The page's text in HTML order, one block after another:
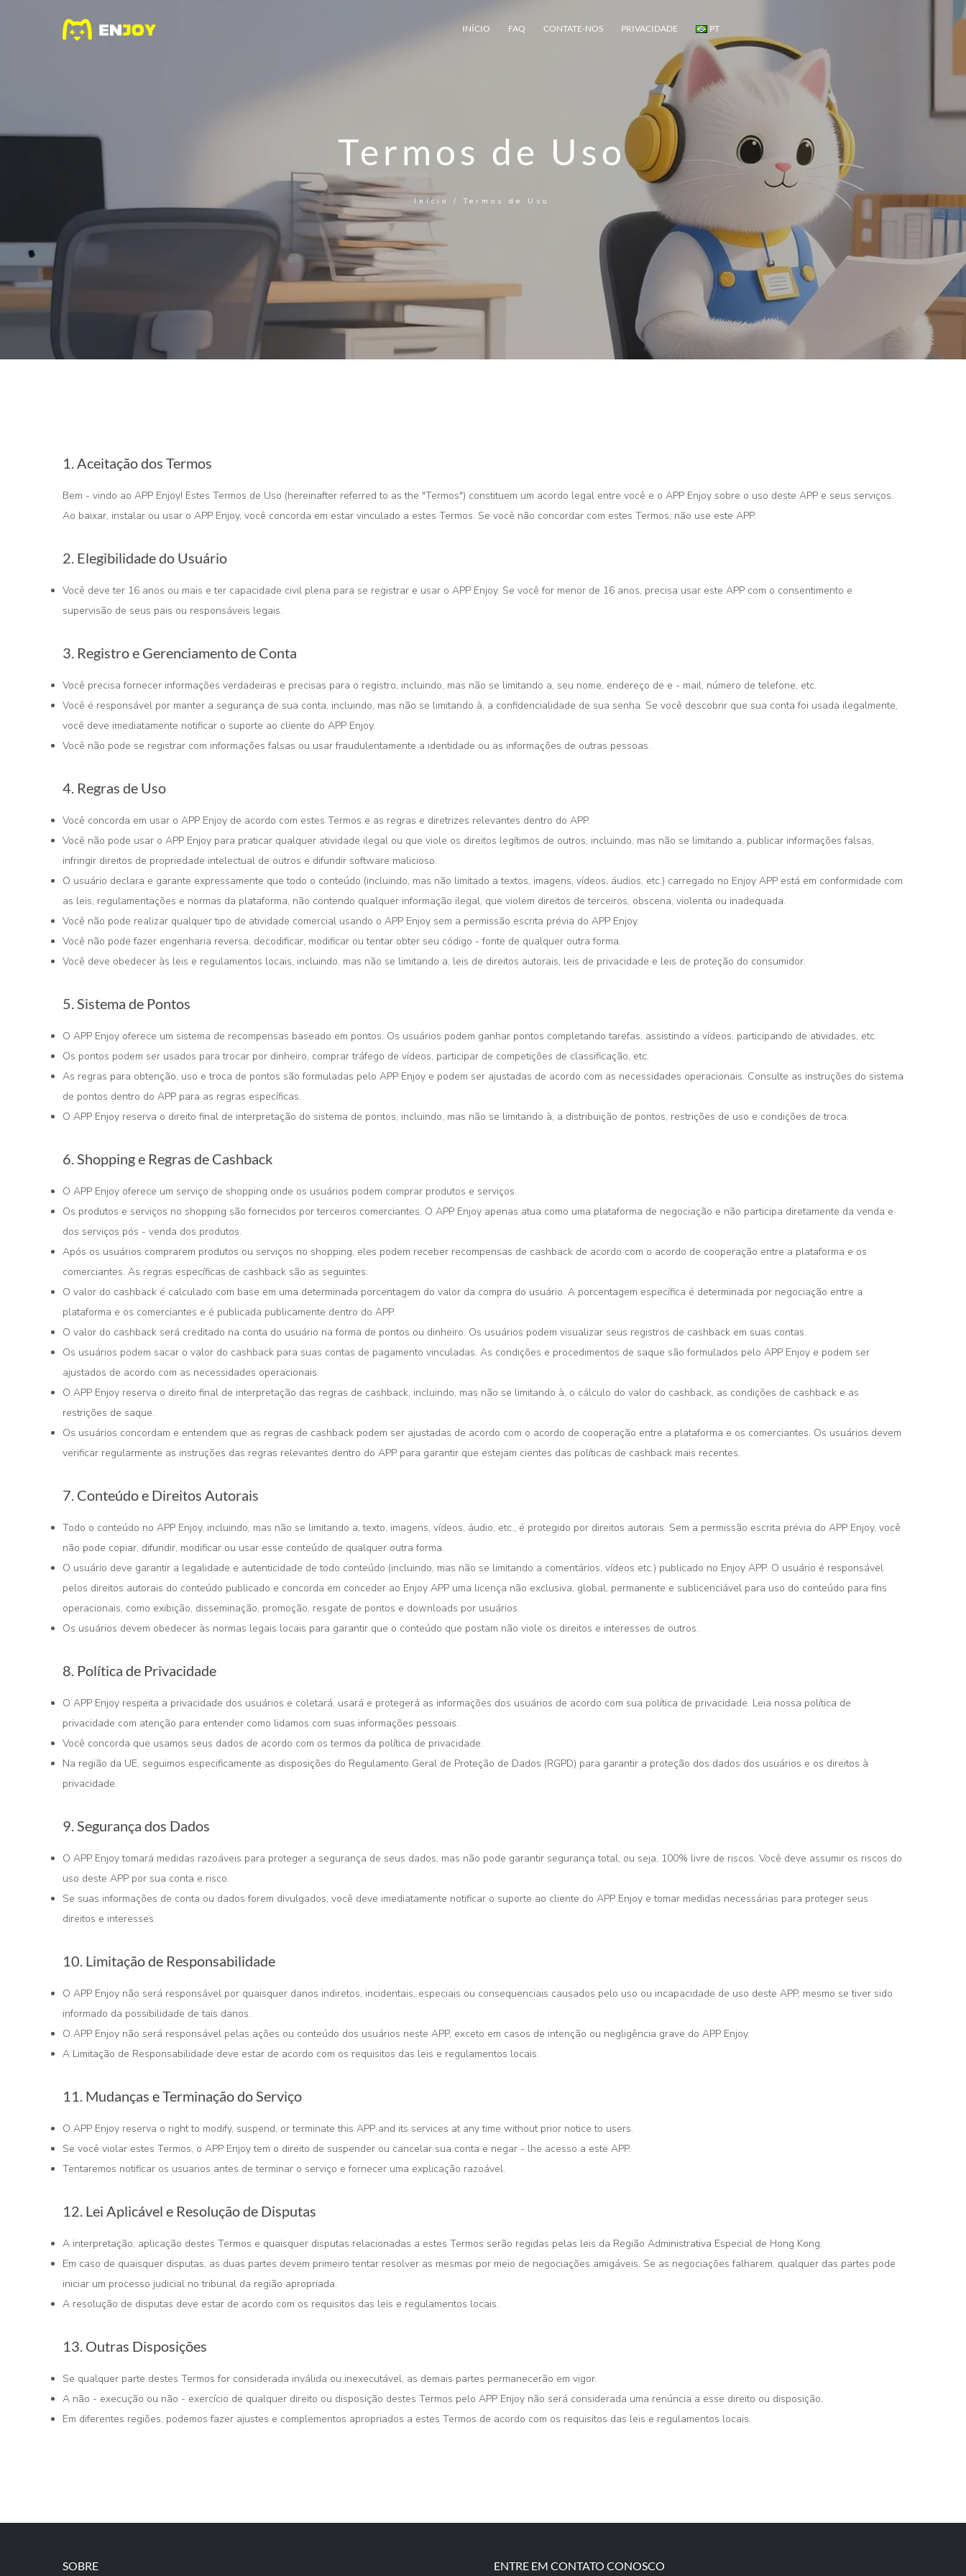
INÍCIO FAQ CONTATE-NOS PRIVACIDADE PT
Termos de Uso
Início /Termos de Uso
1. Aceitação dos Termos
Bem - vindo ao APP Enjoy! Estes Termos de Uso (hereinafter referred to as the "Termos") constituem um acordo legal entre você e o APP Enjoy sobre o uso deste APP e seus serviços.
Ao baixar, instalar ou usar o APP Enjoy, você concorda em estar vinculado a estes Termos. Se você não concordar com estes Termos, não use este APP.
2. Elegibilidade do Usuário
Você deve ter 16 anos ou mais e ter capacidade civil plena para se registrar e usar o APP Enjoy. Se você for menor de 16 anos, precisa usar este APP com o consentimento e
supervisão de seus pais ou responsáveis legais.
3. Registro e Gerenciamento de Conta
Você precisa fornecer informações verdadeiras e precisas para o registro, incluindo, mas não se limitando a, seu nome, endereço de e - mail, número de telefone, etc.
Você é responsável por manter a segurança de sua conta, incluindo, mas não se limitando à, a confidencialidade de sua senha. Se você descobrir que sua conta foi usada ilegalmente,
você deve imediatamente notificar o suporte ao cliente do APP Enjoy.
Você não pode se registrar com informações falsas ou usar fraudulentamente a identidade ou as informações de outras pessoas.
4. Regras de Uso
Você concorda em usar o APP Enjoy de acordo com estes Termos e as regras e diretrizes relevantes dentro do APP.
Você não pode usar o APP Enjoy para praticar qualquer atividade ilegal ou que viole os direitos legítimos de outros, incluindo, mas não se limitando a, publicar informações falsas,
infringir direitos de propriedade intelectual de outros e difundir software malicioso.
O usuário declara e garante expressamente que todo o conteúdo (incluindo, mas não limitado a textos, imagens, vídeos, áudios, etc.) carregado no Enjoy APP está em conformidade com
as leis, regulamentações e normas da plataforma, não contendo qualquer informação ilegal, que violem direitos de terceiros, obscena, violenta ou inadequada.
Você não pode realizar qualquer tipo de atividade comercial usando o APP Enjoy sem a permissão escrita prévia do APP Enjoy.
Você não pode fazer engenharia reversa, decodificar, modificar ou tentar obter seu código - fonte de qualquer outra forma.
Você deve obedecer às leis e regulamentos locais, incluindo, mas não se limitando a, leis de direitos autorais, leis de privacidade e leis de proteção do consumidor.
5. Sistema de Pontos
O APP Enjoy oferece um sistema de recompensas baseado em pontos. Os usuários podem ganhar pontos completando tarefas, assistindo a vídeos, participando de atividades, etc.
Os pontos podem ser usados para trocar por dinheiro, comprar tráfego de vídeos, participar de competições de classificação, etc.
As regras para obtenção, uso e troca de pontos são formuladas pelo APP Enjoy e podem ser ajustadas de acordo com as necessidades operacionais. Consulte as instruções do sistema
de pontos dentro do APP para as regras específicas.
O APP Enjoy reserva o direito final de interpretação do sistema de pontos, incluindo, mas não se limitando à, a distribuição de pontos, restrições de uso e condições de troca.
6. Shopping e Regras de Cashback
O APP Enjoy oferece um serviço de shopping onde os usuários podem comprar produtos e serviços.
Os produtos e serviços no shopping são fornecidos por terceiros comerciantes. O APP Enjoy apenas atua como uma plataforma de negociação e não participa diretamente da venda e
dos serviços pós - venda dos produtos.
Após os usuários comprarem produtos ou serviços no shopping, eles podem receber recompensas de cashback de acordo com o acordo de cooperação entre a plataforma e os
comerciantes. As regras específicas de cashback são as seguintes:
O valor do cashback é calculado com base em uma determinada porcentagem do valor da compra do usuário. A porcentagem específica é determinada por negociação entre a
plataforma e os comerciantes e é publicada publicamente dentro do APP.
O valor do cashback será creditado na conta do usuário na forma de pontos ou dinheiro. Os usuários podem visualizar seus registros de cashback em suas contas.
Os usuários podem sacar o valor do cashback para suas contas de pagamento vinculadas. As condições e procedimentos de saque são formulados pelo APP Enjoy e podem ser
ajustados de acordo com as necessidades operacionais.
O APP Enjoy reserva o direito final de interpretação das regras de cashback, incluindo, mas não se limitando à, o cálculo do valor do cashback, as condições de cashback e as
restrições de saque.
Os usuários concordam e entendem que as regras de cashback podem ser ajustadas de acordo com o acordo de cooperação entre a plataforma e os comerciantes. Os usuários devem
verificar regularmente as instruções das regras relevantes dentro do APP para garantir que estejam cientes das políticas de cashback mais recentes.
7. Conteúdo e Direitos Autorais
Todo o conteúdo no APP Enjoy, incluindo, mas não se limitando a, texto, imagens, vídeos, áudio, etc., é protegido por direitos autorais. Sem a permissão escrita prévia do APP Enjoy, você
não pode copiar, difundir, modificar ou usar esse conteúdo de qualquer outra forma.
O usuário deve garantir a legalidade e autenticidade de todo conteúdo (incluindo, mas não se limitando a comentários, vídeos etc.) publicado no Enjoy APP. O usuário é responsável
pelos direitos autorais do conteúdo publicado e concorda em conceder ao Enjoy APP uma licença não exclusiva, global, permanente e sublicenciável para uso do conteúdo para fins
operacionais, como exibição, disseminação, promoção, resgate de pontos e downloads por usuários.
Os usuários devem obedecer às normas legais locais para garantir que o conteúdo que postam não viole os direitos e interesses de outros.
8. Política de Privacidade
O APP Enjoy respeita a privacidade dos usuários e coletará, usará e protegerá as informações dos usuários de acordo com sua política de privacidade. Leia nossa política de
privacidade com atenção para entender como lidamos com suas informações pessoais.
Você concorda que usamos seus dados de acordo com os termos da política de privacidade.
Na região da UE, seguimos especificamente as disposições do Regulamento Geral de Proteção de Dados (RGPD) para garantir a proteção dos dados dos usuários e os direitos à
privacidade.
9. Segurança dos Dados
O APP Enjoy tomará medidas razoáveis para proteger a segurança de seus dados, mas não pode garantir segurança total, ou seja, 100% livre de riscos. Você deve assumir os riscos do
uso deste APP por sua conta e risco.
Se suas informações de conta ou dados forem divulgados, você deve imediatamente notificar o suporte ao cliente do APP Enjoy e tomar medidas necessárias para proteger seus
direitos e interesses.
10. Limitação de Responsabilidade
O APP Enjoy não será responsável por quaisquer danos indiretos, incidentais, especiais ou consequenciais causados pelo uso ou incapacidade de uso deste APP, mesmo se tiver sido
informado da possibilidade de tais danos.
O APP Enjoy não será responsável pelas ações ou conteúdo dos usuários neste APP, exceto em casos de intenção ou negligência grave do APP Enjoy.
A Limitação de Responsabilidade deve estar de acordo com os requisitos das leis e regulamentos locais.
11. Mudanças e Terminação do Serviço
O APP Enjoy reserva o right to modify, suspend, or terminate this APP and its services at any time without prior notice to users.
Se você violar estes Termos, o APP Enjoy tem o direito de suspender ou cancelar sua conta e negar - lhe acesso a este APP.
Tentaremos notificar os usuarios antes de terminar o serviço e fornecer uma explicação razoável.
12. Lei Aplicável e Resolução de Disputas
A interpretação, aplicação destes Termos e quaisquer disputas relacionadas a estes Termos serão regidas pelas leis da Região Administrativa Especial de Hong Kong.
Em caso de quaisquer disputas, as duas partes devem primeiro tentar resolver as mesmas por meio de negociações amigáveis. Se as negociações falharem, qualquer das partes pode
iniciar um processo judicial no tribunal da região apropriada.
A resolução de disputas deve estar de acordo com os requisitos das leis e regulamentos locais.
13. Outras Disposições
Se qualquer parte destes Termos for considerada inválida ou inexecutável, as demais partes permanecerão em vigor.
A não - execução ou não - exercício de qualquer direito ou disposição destes Termos pelo APP Enjoy não será considerada uma renúncia a esse direito ou disposição.
Em diferentes regiões, podemos fazer ajustes e complementos apropriados a estes Termos de acordo com os requisitos das leis e regulamentos locais.
SOBRE ENTRE EM CONTATO CONOSCO